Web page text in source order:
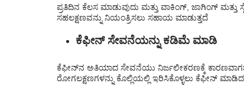
ಪ್ರತಿದಿನ ಕೆಲಸ ಮಾಡುವುದು ಮತ್ತು ವಾಕಿಂಗ್, ಜಾಗಿಂಗ್ ಮತ್ತು
ಸಹಲಕ್ಷಣವನ್ನು ನಿಯಂತ್ರಿಸಲು ಸಹಾಯ ಮಾಡುತ್ತದೆ
ಕೆಫೀನ್ ಸೇವನೆಯನ್ನು ಕಡಿಮೆ ಮಾಡಿ
ಕೆಫೀನ್‌ನ ಅತಿಯಾದ ಸೇವನೆಯು ನಿರ್ಜಲೀಕರಣಕ್ಕೆ
ರೋಗಲಕ್ಷಣಗಳನ್ನು ಕೊಲ್ಲಿಯಲ್ಲಿ ಇರಿಸಿಕೊಳ್ಳಲು ಕೆಫೀನ್